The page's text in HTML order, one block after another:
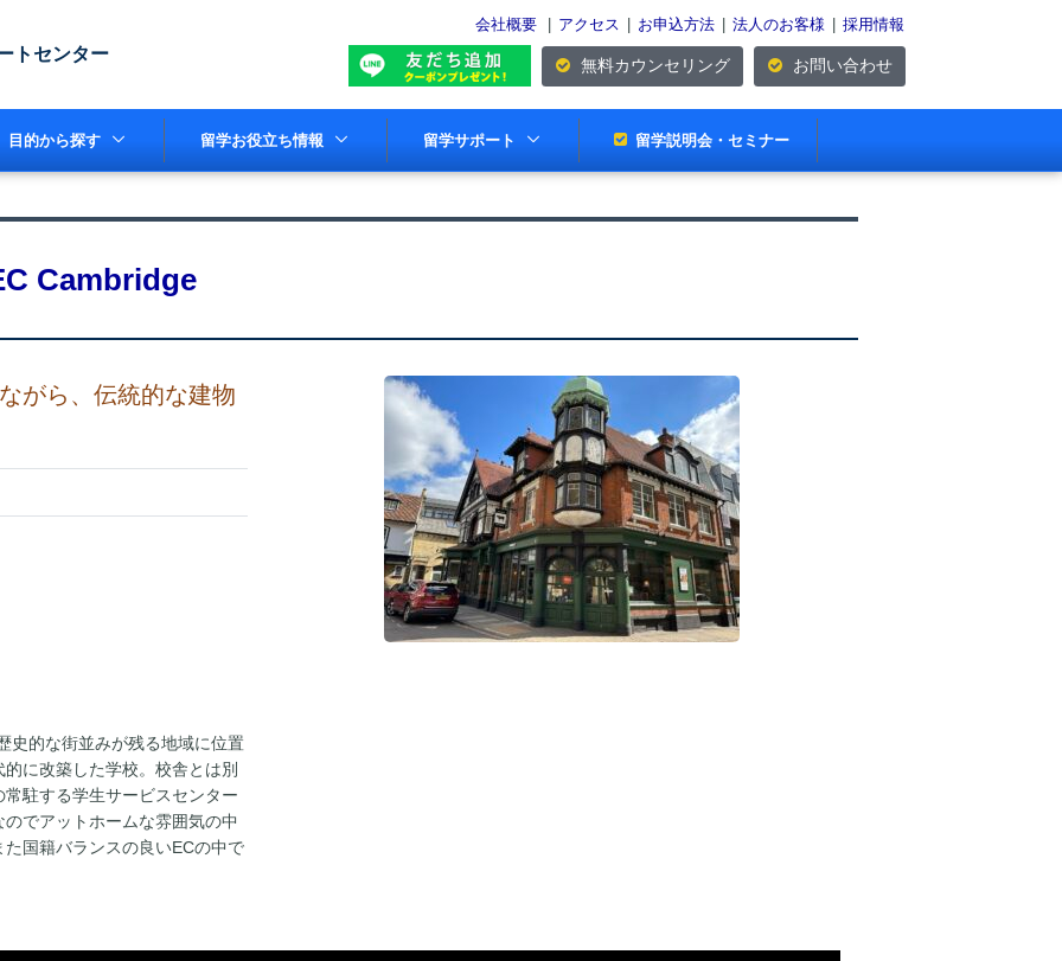
トセンター
会社概要 アクセス お申込方法 法人のお客様 採用情報
無料カウンセリング お問い合わせ
目的から探す 留学お役立ち情報 留学サポート 留学説明会・セミナー
Cambridge
がら、伝統的な建物
史的な街並みが残る地域に位置
に改築した学校。校舎とは別
駐する学生サービスセンター
でアットホームな雰囲気の中
国籍バランスの良いECの中で